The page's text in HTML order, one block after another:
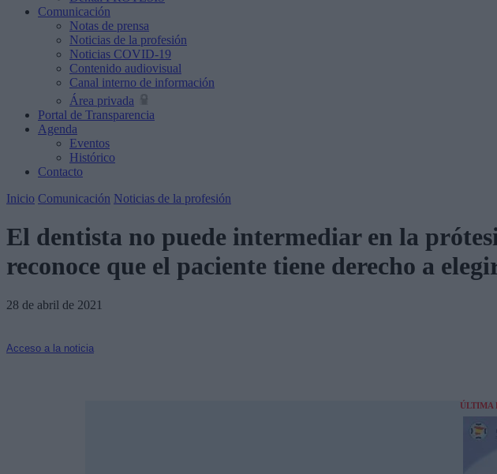
Comunicación
Notas de prensa
Noticias de la profesión
Noticias COVID-19
Contenido audiovisual
Canal interno de información
Área privada
Portal de Transparencia
Agenda
Eventos
Histórico
Contacto
Inicio Comunicación Noticias de la profesión
El dentista no puede intermediar en la
reconoce que el paciente tiene derecho a
28 de abril de 2021
Acceso a la noticia
ÚLTIMA